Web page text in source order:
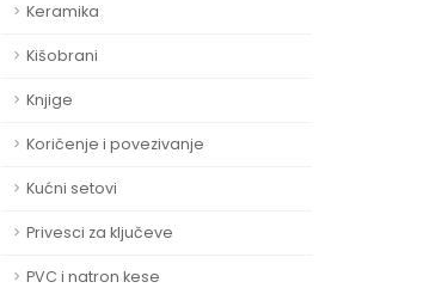
Keramika
Kišobrani
Knjige
Koričenje i povezivanje
Kućni setovi
Privesci za ključeve
PVC i natron kese